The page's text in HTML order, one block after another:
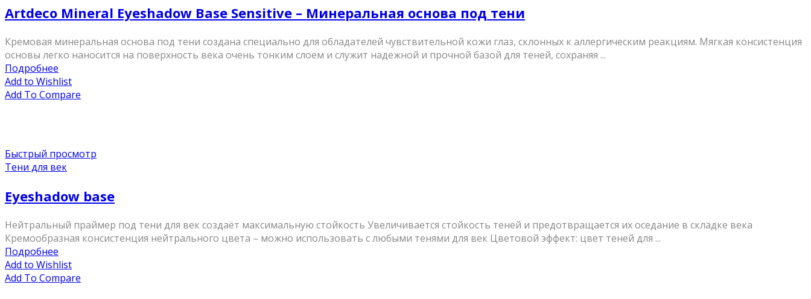
Artdeco Mineral Eyeshadow Base Sensitive – Минеральная основа под тени
Кремовая минеральная основа под тени создана специально для обладателей чувствительной кожи глаз, склонных к аллергическим реакциям. Мягкая консистенция
основы легко наносится на поверхность века очень тонким слоем и служит надежной и прочной базой для теней, сохраняя ...
Подробнее
Add to Wishlist
Add To Compare
Быстрый просмотр
Тени для век
Eyeshadow base
Нейтральный праймер под тени для век создаёт максимальную стойкость Увеличивается стойкость теней и предотвращается их оседание в складке века
Кремообразная консистенция нейтрального цвета – можно использовать с любыми тенями для век Цветовой эффект: цвет теней для ...
Подробнее
Add to Wishlist
Add To Compare